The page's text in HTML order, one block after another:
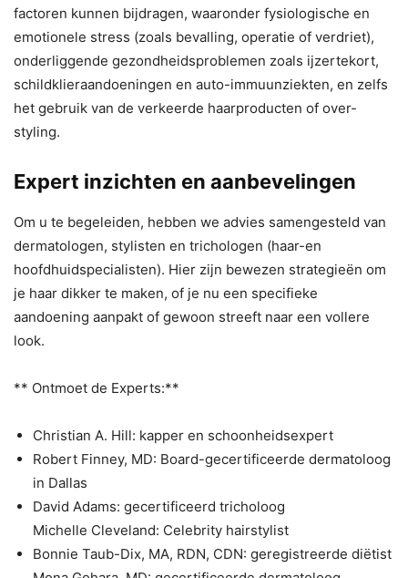
factoren kunnen bijdragen, waaronder fysiologische en
emotionele stress (zoals bevalling, operatie of verdriet),
onderliggende gezondheidsproblemen zoals ijzertekort,
schildklieraandoeningen en auto-immuunziekten, en zelfs
het gebruik van de verkeerde haarproducten of over-
styling.
Expert inzichten en aanbevelingen
Om u te begeleiden, hebben we advies samengesteld van
dermatologen, stylisten en trichologen (haar-en
hoofdhuidspecialisten). Hier zijn bewezen strategieën om
je haar dikker te maken, of je nu een specifieke
aandoening aanpakt of gewoon streeft naar een vollere
look.
** Ontmoet de Experts:**
Christian A. Hill: kapper en schoonheidsexpert
Robert Finney, MD: Board-gecertificeerde dermatoloog
in Dallas
David Adams: gecertificeerd tricholoog
Michelle Cleveland: Celebrity hairstylist
Bonnie Taub-Dix, MA, RDN, CDN: geregistreerde diëtist